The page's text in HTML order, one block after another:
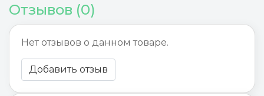
Отзывов (0)
Нет отзывов о данном товаре.
Добавить отзыв